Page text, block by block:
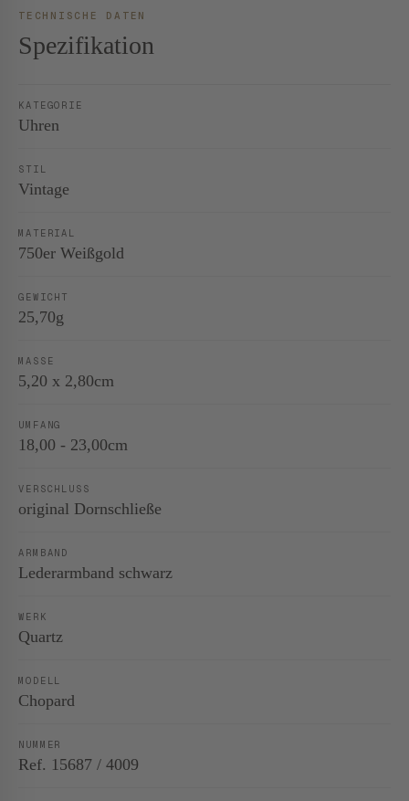
TECHNISCHE DATEN
Spezifikation
KATEGORIE
Uhren
STIL
Vintage
MATERIAL
750er Weißgold
GEWICHT
25,70g
MASSE
5,20 x 2,80cm
UMFANG
18,00 - 23,00cm
VERSCHLUSS
original Dornschließe
ARMBAND
Lederarmband schwarz
WERK
Quartz
MODELL
Chopard
NUMMER
Ref. 15687 / 4009